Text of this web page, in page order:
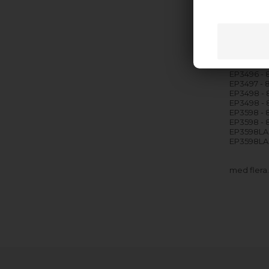
EP3495 -
EP3495 -
EP3496 -
EP3497 -
EP3498 -
EP3498 -
EP3598 -
EP3598 -
med flera…